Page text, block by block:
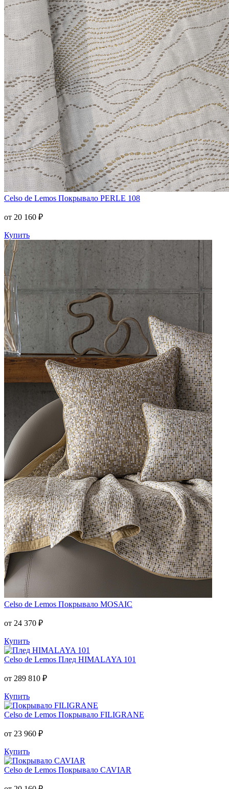
Celso de Lemos Покрывало PERLE 108
от 20 160 ₽
Купить
Celso de Lemos Покрывало MOSAIC
от 24 370 ₽
Купить
Celso de Lemos Плед HIMALAYA 101
от 289 810 ₽
Купить
Celso de Lemos Покрывало FILIGRANE
от 23 960 ₽
Купить
Celso de Lemos Покрывало CAVIAR